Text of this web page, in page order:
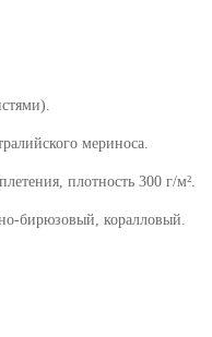
мериноса.
, плотность 300 г/м².
бирюзовый, коралловый.